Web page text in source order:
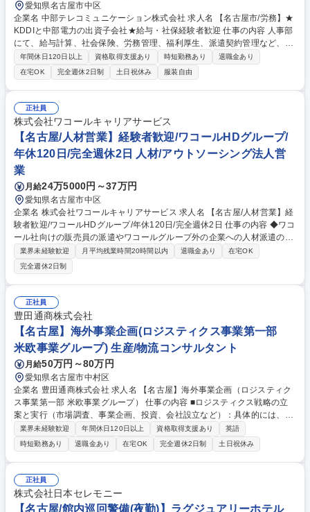
愛知県名古屋市中区
企業名 中部テレコミュニケーション株式会社 求人名 【名古屋市/労務】★
KDDIと中部電力の出資子会社★給与・社保経験者歓迎 仕事の内容 人事部
にて、給与計算、社会保険、労務管理、福利厚生、派遣契約管理など、社
員を支える人事労務業務を幅広くお任せします。広い範囲の業務に携わる
ことができるため、キャリアの幅を広げることが可能です。 ■労務業務：
労務管理、勤怠確認、社員からの問い合わせ対応 ■給与社保：給与計算、
社会保険手続き、外部委託先との連携・確認 ■制度運用：福利厚生管理、
派遣契約管理、人事関連書類の作成・管理 ★給与計算・社会保険の経験を
活かし、幅広い人事労務スキルを高めたい方歓迎です★ ※メンバー層から
の業務を想定しております。 募集職種 【名古屋市/労務】★KDDIと中部電
力の出資子会社★給与・社保経験者歓迎
年間休日120日以上 資格取得支援あり 時短勤務あり
退職金あり
在宅OK
完全週休2日制 土日祝休み 服装自由
正社員
株式会社ワコールキャリアサービス
【名古屋/人材営業】経験者歓迎/ワコールHDグループ/
年休120日/完全週休2日 人材/アウトソーシング法人営
業
月給24万5000円～37万円
愛知県名古屋市中区
企業名 株式会社ワコールキャリアサービス 求人名 【名古屋/人材営業】経
験者歓迎/ワコールHDグループ/年休120日/完全週休2日 仕事の内容 ◆ワコ
ール社向けの販売員の派遣やワコールグループ外の企業への人材派遣の営
業をお任せします。テレアポ、スタッフの登録面談～マッチング業務、契
約書発行なども担っていただきます。 メーカーの基盤がある中で安定して
働ける環境です。取引のある企業に向けた営業がメインとなりますが、グ
ループ外向けの派遣、新規開拓営業もございます。新規開拓は月数件のア
ポ取得を行う程度となります。その他、案件へ派遣しているスタッフのフ
ォローもお任せします。ＯＪＴにて業務に慣れて頂きながら少しずつ顧客
の引継ぎを行います。 募集職種 【名古屋/人材営業】経験者歓迎/ワコール
HDグループ/年休120日/完全週休2日
業界未経験歓迎 月平均残業時間20時間以内 退職金あり
在宅OK
完全週休2日制
正社員
豊田通商株式会社
【名古屋】海外事業企画(ロジスティクス事業第一部
米欧事業グループ) 生産/物流コンサルタント
月給50万円～80万円
愛知県名古屋市中村区
企業名 豊田通商株式会社 求人名 【名古屋】海外事業企画（ロジスティク
ス事業第一部 米欧事業グループ） 仕事の内容 ■ロジスティクス戦略の立
案と実行（市場調査、事業企画、投資、会社設立など）：具体的には、開
発国における市場調査・フィージビリティスタディ、デジタル化・グリー
ン化を軸とした新機能開発企画 ■米州欧州地域におけるロジスティクスに
纏わる各種サービスの提案営業 ■市場/顧客/技術などの実地調査および事
業企画 ■海外事業会社の経営・営業支援、管理 （事業戦略の策定、営業及
び財務経理、法務・人事などの経営基盤強化などの支援） ■事業規模：国
内外50事業会社、200拠点、12000人の仲間がおり、この中で主に海外の
事業体の本社担当として数社ご担当いただきます 募集職種 【名古屋】海
業界未経験歓迎 年間休日120日以上 資格取得支援あり
英語
時短勤務あり
退職金あり 在宅OK 完全週休2日制 土日祝休み
正社員
株式会社日本セレモニー
【名古屋/館内巡回警備(夜勤)】ラグジュアリーホテル